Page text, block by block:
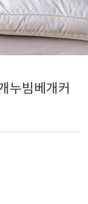
누빔베개커